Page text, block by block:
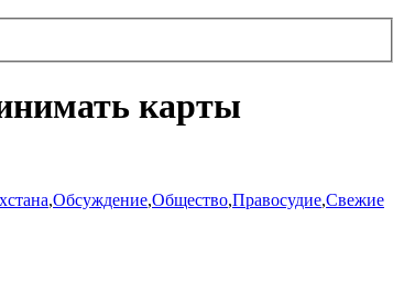
карты
,Обсуждение,Общество,Правосудие,Свежие